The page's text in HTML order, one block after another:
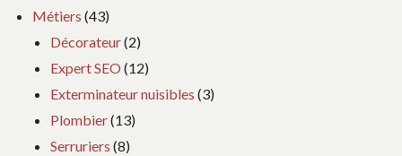
Métiers (43)
Décorateur(2)
Expert SEO (12)
Exterminateur nuisibles (3)
Plombier(13)
Serruriers (8)